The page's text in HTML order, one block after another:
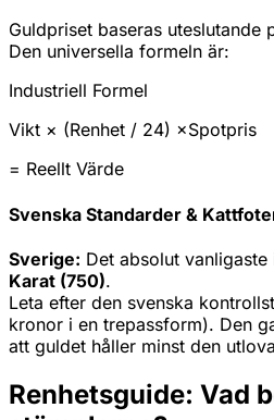
Guldpriset baseras uteslutande
Den universella formeln är:
Industriell Formel
Vikt × (Renhet / 24) ×Spotpris
= Reellt Värde
Svenska Standarder &
Sverige: Det absolut
Karat (750).
Leta efter den svenska
kronor i en trepassform). Den
att guldet håller minst den
Renhetsguide: Vad